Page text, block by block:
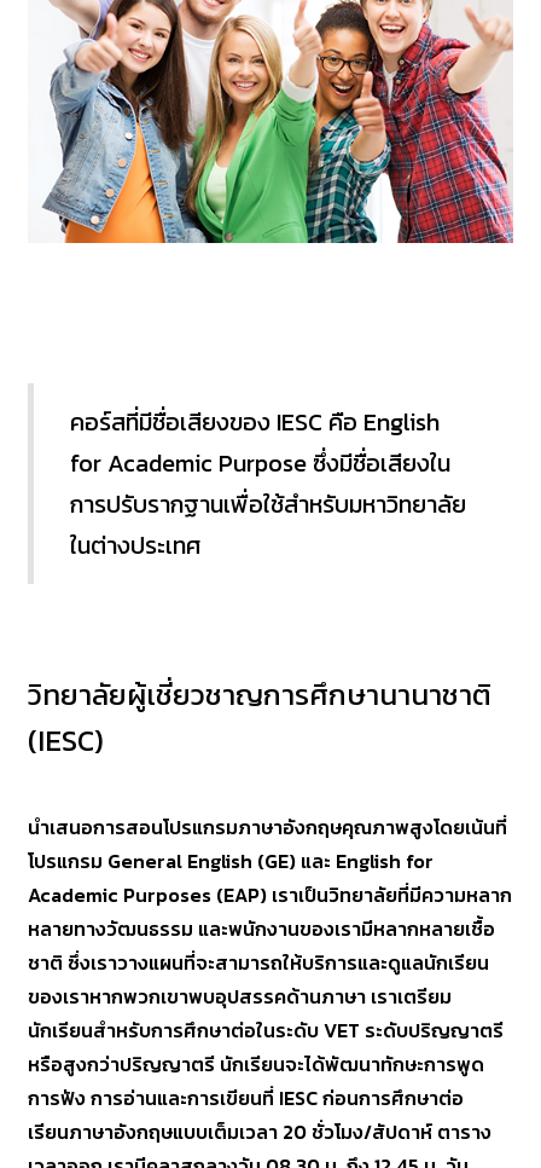
คอร์สที่มีชื่อเสียงของ IESC คือ English
for Academic Purpose ซึ่งมีชื่อเสียงใน
การปรับรากฐานเพื่อใช้สำหรับมหาวิทยาลัย
ในต่างประเทศ
วิทยาลัยผู้เชี่ยวชาญการศึกษานานาชาติ
(IESC)
นำเสนอการสอนโปรแกรมภาษาอังกฤษคุณภาพสูงโดยเน้นที่
โปรแกรม General English (GE) และ English for
Academic Purposes (EAP) เราเป็นวิทยาลัยที่มีความหลาก
หลายทางวัฒนธรรม และพนักงานของเรามีหลากหลายเชื้อ
ชาติ ซึ่งเราวางแผนที่จะสามารถให้บริการและดูแลนักเรียน
ของเราหากพวกเขาพบอุปสรรคด้านภาษา เราเตรียม
นักเรียนสำหรับการศึกษาต่อในระดับ VET ระดับปริญญาตรี
หรือสูงกว่าปริญญาตรี นักเรียนจะได้พัฒนาทักษะการพูด
การฟัง การอ่านและการเขียนที่ IESC ก่อนการศึกษาต่อ
เรียนภาษาอังกฤษแบบเต็มเวลา 20 ชั่วโมง/สัปดาห์ ตาราง